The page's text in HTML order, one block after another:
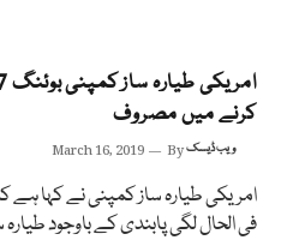
کرنے میں مصروف
March 16, 2019 Byویب ڈیسک
فی الحال لگی پابندی کے باوجود